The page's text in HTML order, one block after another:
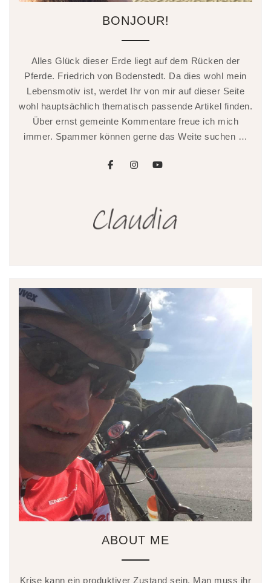
BONJOUR!
Alles Glück dieser Erde liegt auf dem Rücken der
Pferde. Friedrich von Bodenstedt. Da dies wohl mein
Lebensmotiv ist, werdet Ihr von mir auf dieser Seite
wohl hauptsächlich thematisch passende Artikel finden.
Über ernst gemeinte Kommentare freue ich mich
immer. Spammer können gerne das Weite suchen …
ABOUT ME
Krise kann ein produktiver Zustand sein. Man muss ihr